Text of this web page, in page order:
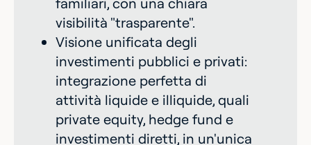
visibilità "trasparente".
Visione unificata degli
investimenti pubblici e privati:
integrazione perfetta di
attività liquide e illiquide, quali
private equity, hedge fund e
investimenti diretti, in un'unica